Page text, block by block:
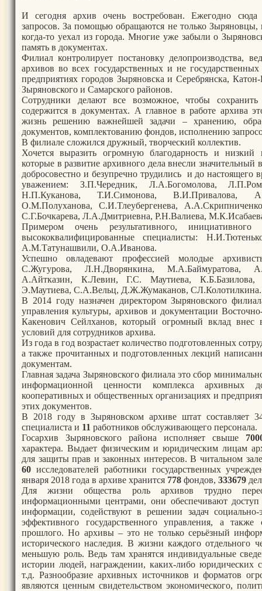
И сегодня архив очень востребован. Ежегодно сюда
запросов. За помощью обращаются не только Зыряновцы,
когда-то уехал из города. Многие уже забыли о
память в документах.
Филиал контролирует постановку делопроизводства,
архивов во всех государственных и не
предприятиях городов Зыряновска и Серебрянска,
Зыряновского и Самарского районов.
Сотрудники делают все возможное, чтобы
содержится в документах. А главное в работе архива
жизнь решению важнейшей задачи – хранению,
документов, комплектованию фондов, исполнению
В филиале сложился дружный, творческий коллектив.
Хочется выразить огромную благодарность и
которые в развитие архивного дела внесли
добросовестно и безупречно трудились и до настоящего
уважением: З.П.Чередник, Л.А.Богомолова,
Н.П.Куканова, Т.И.Симонова, В.И.Привалова,
О.М.Полуханова, С.И.Тлеубергенева,
С.Г.Бочкарева, Л.А.Дмитриевна, Р.Н.Валиева,
Примером очень результативного,
высококвалифицированные специалисты:
А.М.Татунашвили, О.А.Иванова.
Успешно овладевают профессией молодые
С.Жугурова, Л.Н.Дворянкина, М.А.Баймуратова,
А.Айтказин, К.Левин, Г.С. Маутиева, К.Б.Базилова,
Э.Маутиева, С.А.Вельц, Д.Ж.Жумаканов, СЛ.Колотилкина.
В 2014 году назначен директором Зыряновского
управления культуры, архивов и документации
Какенович Сейлханов, который огромный вклад внес
условий для сотрудников архива.
Из года в год возрастает количество подготовленных
а также прочитанных и подготовленных лекций
документам.
Главная задача Зыряновского филиала это сбор
информационной ценности комплекса архивных
кооперативных и общественных организациях и
этих документов.
В 2018 году в Зыряновском архиве штат составляет
специалиста и 11 работников обслуживающего персонала.
Госархив Зыряновского района исполняет свыше
характера. Выдает физическим и юридическим лицам
для защиты прав и законных интересов. В читальном
60 исследователей работники государственных
января 2018 года в архиве хранится 778 фондов, 333679
Для жизни общества роль архивов трудно
информационными центрами, они обеспечивают доступ
информации, содействуют в решении задач социально-
эффективного государственного управления, а также
прошлого.Но архивы – это не только серьёзный
исторического наследия. В жизни каждого отдельного
меньшую роль. Ведь там хранятся индивидуальные
истории людей, награждении, каких-либо юридических
т.д. Разнообразие архивных источников и форматов
являются ценным свидетельством экономического,